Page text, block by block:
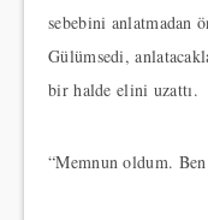
sebebini anlatmadan
Gülümsedi,
bir halde elini uzattı.
“Memnun oldum.